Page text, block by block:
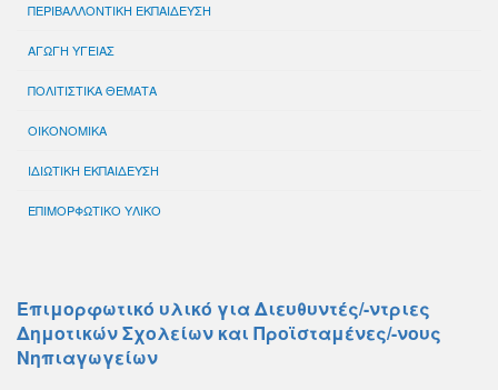
ΠΕΡΙΒΑΛΛΟΝΤΙΚΗ ΕΚΠΑΙΔΕΥΣΗ
ΑΓΩΓΗ ΥΓΕΙΑΣ
ΠΟΛΙΤΙΣΤΙΚΑ ΘΕΜΑΤΑ
ΟΙΚΟΝΟΜΙΚΑ
ΙΔΙΩΤΙΚΗ ΕΚΠΑΙΔΕΥΣΗ
ΕΠΙΜΟΡΦΩΤΙΚΟ ΥΛΙΚΟ
Επιμορφωτικό υλικό για Διευθυντές/-ντριες
Δημοτικών Σχολείων και Προϊσταμένες/-νους
Νηπιαγωγείων